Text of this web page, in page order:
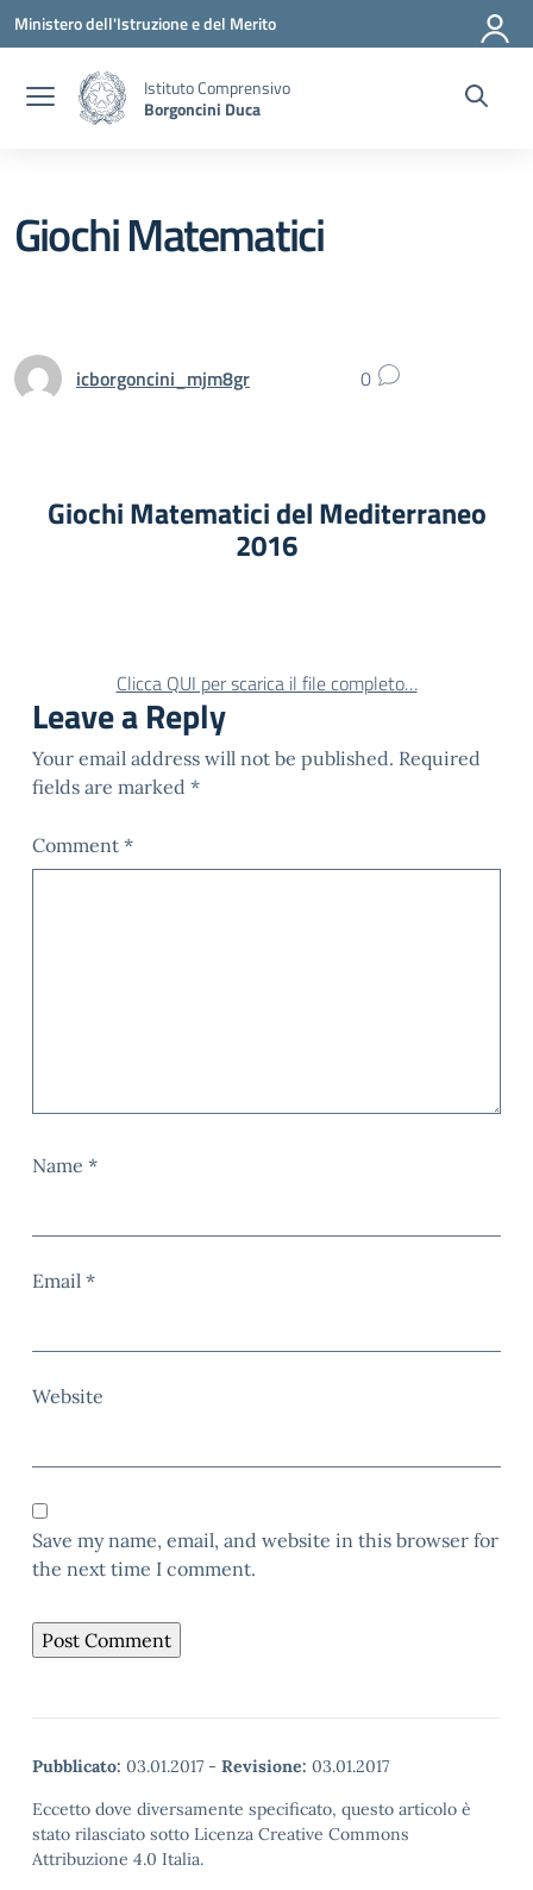
Vai ai contenuti
Vai al menu di navigazione
Vai al footer
Ministero dell'Istruzione e del Merito
Istituto Comprensivo
Borgoncini Duca
Giochi Matematici
icborgoncini_mjm8gr 0
Giochi Matematici del Mediterraneo
2016
Clicca QUI per scarica il file completo…
Leave a Reply
Your email address will not be published. Required
fields are marked *
Comment *
Name *
Email *
Website
Save my name, email, and website in this browser for
the next time I comment.
Pubblicato: 03.01.2017 - Revisione: 03.01.2017
Eccetto dove diversamente specificato, questo articolo è
stato rilasciato sotto Licenza Creative Commons
Attribuzione 4.0 Italia.